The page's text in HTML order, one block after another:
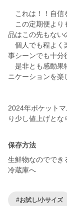
これは！！自信
この定期便より
品はこの先もない
個人でも程よく
事シーンでも十分
是非とも感動果
ニケーションを楽
2024年ポケット
保存方法
生鮮物なのででき
冷蔵庫へ
#お試し/小サイズ